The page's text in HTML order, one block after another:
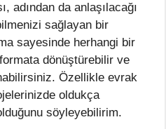
adından da anlaşılacağı
sağlayan bir
sayesinde herhangi bir
dönüştürebilir ve
Özellikle evrak
oldukça
söyleyebilirim.